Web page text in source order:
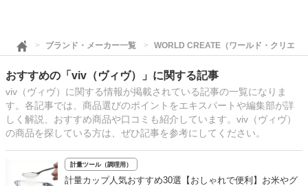
ブランド・メーカー一覧 WORLD CREATE（ワールド・クリエイ
おすすめの「viv（ヴィヴ）」に関する記事
viv（ヴィヴ）に関する情報が掲載されている記事の一覧になりま
す。各記事では、商品選びのポイントをエキスパートや編集部が詳
しく解説、おすすめ商品や口コミも紹介しています。viv（ヴィヴ）
の商品を探している方は、ぜひ記事を参考にしてください。
計量ツール（調理用）
計量カップ人気おすすめ30選【おしゃれで便利】お米やグ